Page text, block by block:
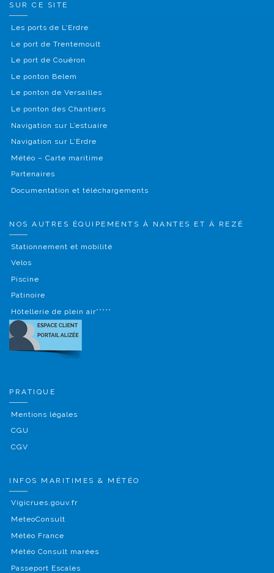
SUR CE SITE
Les ports de L’Erdre
Le port de Trentemoult
Le port de Couëron
Le ponton Belem
Le ponton de Versailles
Le ponton des Chantiers
Navigation sur L’estuaire
Navigation sur L’Erdre
Météo – Carte maritime
Partenaires
Documentation et téléchargements
NOS AUTRES ÉQUIPEMENTS À NANTES ET À REZÉ
Stationnement et mobilité
Velos
Piscine
Patinoire
Hôtellerie de plein air*****
PRATIQUE
Mentions légales
CGU
CGV
INFOS MARITIMES & MÉTÉO
Vigicrues.gouv.fr
MeteoConsult
Météo France
Météo Consult marées
Passeport Escales